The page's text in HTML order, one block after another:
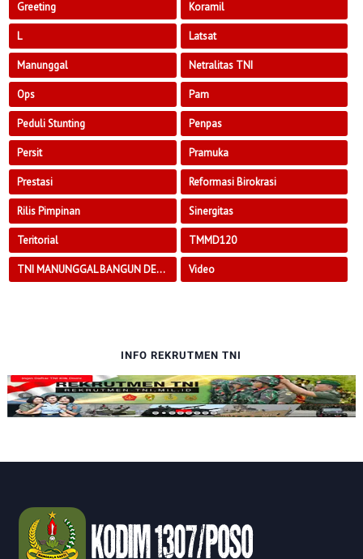
Greeting Koramil
L Latsat
Manunggal Netralitas TNI
Ops Pam
Peduli Stunting Penpas
Persit Pramuka
Prestasi Reformasi Birokrasi
Rilis Pimpinan Sinergitas
Teritorial TMMD120
TNI MANUNGGAL BANGUN DESA Video
INFO REKRUTMEN TNI